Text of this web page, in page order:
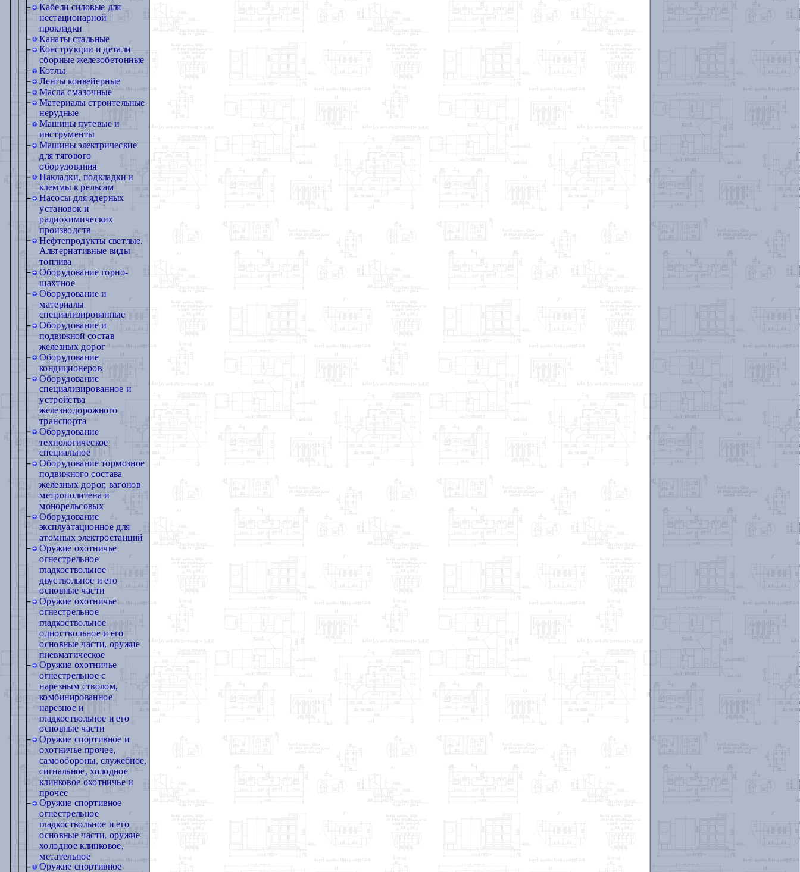
Кабели силовые для
нестационарной
прокладки
Канаты стальные
Конструкции и детали
сборные железобетонные
Котлы
Ленты конвейерные
Масла смазочные
Материалы строительные
нерудные
Машины путевые и
инструменты
Машины электрические
для тягового
оборудования
Накладки, подкладки и
клеммы к рельсам
Насосы для ядерных
установок и
радиохимических
производств
Нефтепродукты светлые.
Альтернативные виды
топлива
Оборудование горно-
шахтное
Оборудование и
материалы
специализированные
Оборудование и
подвижной состав
железных дорог
Оборудование
кондиционеров
Оборудование
специализированное и
устройства
железнодорожного
транспорта
Оборудование
технологическое
специальное
Оборудование тормозное
подвижного состава
железных дорог, вагонов
метрополитена и
монорельсовых
Оборудование
эксплуатационное для
атомных электростанций
Оружие охотничье
огнестрельное
гладкоствольное
двуствольное и его
основные части
Оружие охотничье
огнестрельное
гладкоствольное
одноствольное и его
основные части, оружие
пневматическое
Оружие охотничье
огнестрельное с
нарезным стволом,
комбинированное
нарезное и
гладкоствольное и его
основные части
Оружие спортивное и
охотничье прочее,
самообороны, служебное,
сигнальное, холодное
клинковое охотничье и
прочее
Оружие спортивное
огнестрельное
гладкоствольное и его
основные части, оружие
холодное клинковое,
метательное
Оружие спортивное